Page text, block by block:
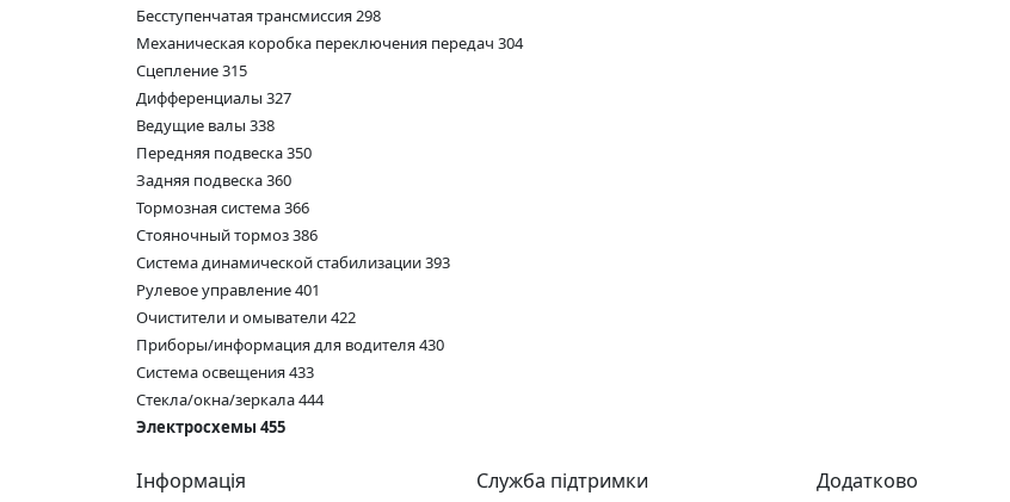
Бесступенчатая трансмиссия 298
Механическая коробка переключения передач 304
Сцепление 315
Дифференциалы 327
Ведущие валы 338
Передняя подвеска 350
Задняя подвеска 360
Тормозная система 366
Стояночный тормоз 386
Система динамической стабилизации 393
Рулевое управление 401
Очистители и омыватели 422
Приборы/информация для водителя 430
Система освещения 433
Стекла/окна/зеркала 444
Электросхемы 455
Інформація Служба підтримки Додатково